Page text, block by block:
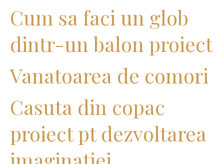
Cum sa faci un glob
dintr-un balon proiect
Vanatoarea de comori
Casuta din copac
proiect pt dezvoltarea